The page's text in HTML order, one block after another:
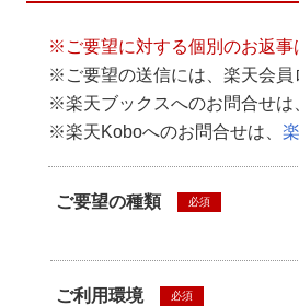
※ご要望に対する個別のお返事
※ご要望の送信には、楽天会員
※楽天ブックスへのお問合せは
※楽天Koboへのお問合せは、
ご要望の種類 必須
ご利用環境 必須